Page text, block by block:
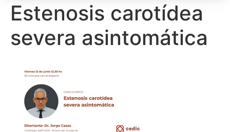
Estenosis carotídea
severa asintomática